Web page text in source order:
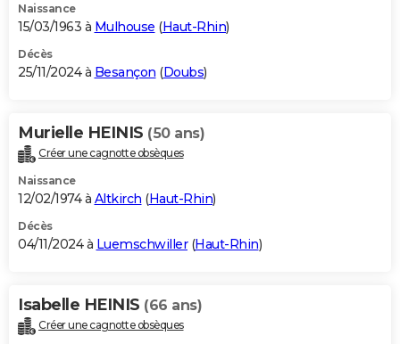
Naissance
15/03/1963 à Mulhouse (Haut-Rhin)
Décès
25/11/2024 à Besançon (Doubs)
Murielle HEINIS (50 ans)
Créer une cagnotte obsèques
Naissance
12/02/1974 à Altkirch (Haut-Rhin)
Décès
04/11/2024 à Luemschwiller(Haut-Rhin)
Isabelle HEINIS (66 ans)
Créer une cagnotte obsèques